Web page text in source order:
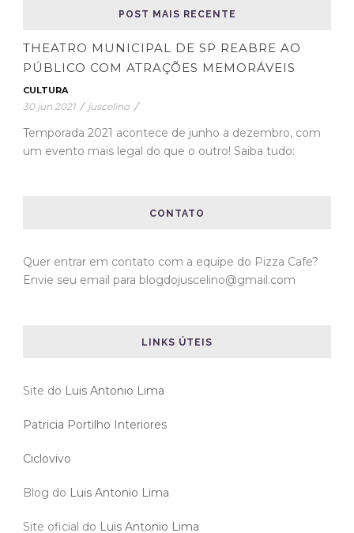
POST MAIS RECENTE
THEATRO MUNICIPAL DE SP REABRE AO
PÚBLICO COM ATRAÇÕES MEMORÁVEIS
CULTURA
30 jun 2021 / juscelino /
Temporada 2021 acontece de junho a dezembro, com
um evento mais legal do que o outro! Saiba tudo:
CONTATO
Quer entrar em contato com a equipe do Pizza Cafe?
Envie seu email para blogdojuscelino@gmail.com
LINKS ÚTEIS
Site do Luis Antonio Lima
Patricia Portilho Interiores
Ciclovivo
Blog do Luis Antonio Lima
Site oficial do Luis Antonio Lima